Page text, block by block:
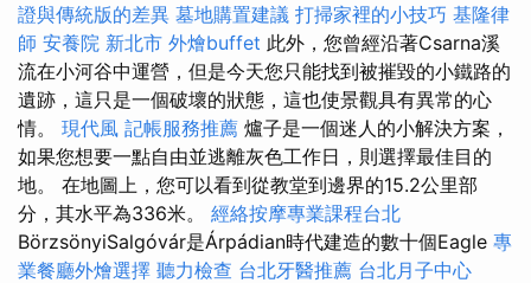
證與傳統版的差異 墓地購置建議 打掃家裡的小技巧 基隆律
師 安養院 新北市 外燴buffet 此外，您曾經沿著Csarna溪
流在小河谷中運營，但是今天您只能找到被摧毀的小鐵路的
遺跡，這只是一個破壞的狀態，這也使景觀具有異常的心
情。 現代風 記帳服務推薦 爐子是一個迷人的小解決方案，
如果您想要一點自由並逃離灰色工作日，則選擇最佳目的
地。 在地圖上，您可以看到從教堂到邊界的15.2公里部
分，其水平為336米。 經絡按摩專業課程台北
BörzsönyiSalgóvár是Árpádian時代建造的數十個Eagle 專
業餐廳外燴選擇 聽力檢查 台北牙醫推薦 台北月子中心